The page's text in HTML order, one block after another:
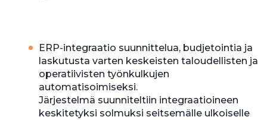
ERP-integraatio suunnittelua, budjetointia ja
laskutusta varten keskeisten taloudellisten ja
operatiivisten työnkulkujen
automatisoimiseksi.
Järjestelmä suunniteltiin integraatioineen
keskitetyksi solmuksi seitsemälle ulkoiselle